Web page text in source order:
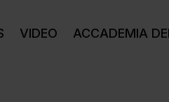
VIDEO ACCADEMIA